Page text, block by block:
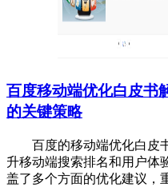
百度移动端优化白皮书
的关键策略
百度的移动端优化白皮书
升移动端搜索排名和用户体
盖了多个方面的优化建议，